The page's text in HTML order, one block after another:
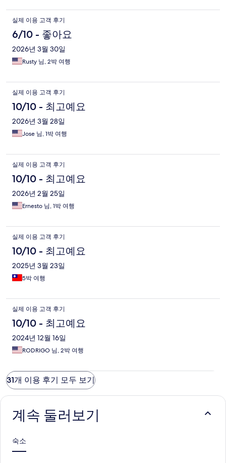
실제 이용 고객 후기
6/10 - 좋아요
2026년 3월 30일
Rusty 님, 2박 여행
실제 이용 고객 후기
10/10 - 최고예요
2026년 3월 28일
Jose 님, 1박 여행
실제 이용 고객 후기
10/10 - 최고예요
2026년 2월 25일
Ernesto 님, 1박 여행
실제 이용 고객 후기
10/10 - 최고예요
2025년 3월 23일
5박 여행
실제 이용 고객 후기
10/10 - 최고예요
2024년 12월 16일
RODRIGO 님, 2박 여행
31개 이용 후기 모두 보기
계속 둘러보기
숙소